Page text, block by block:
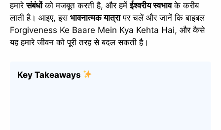
हमारेसंबंधोंको मजबूत करती है, और हमेंईश्वरीय स्वभावके करीब
लाती है। आइए, इस भावनात्मक यात्रापर चलें और जानें कि बाइबल
Forgiveness Ke Baare Mein Kya Kehta Hai, और कैसे
यह हमारे जीवन को पूरी तरह से बदल सकती है।
Key Takeaways